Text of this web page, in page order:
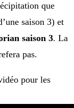
que
saison 3) et
saison 3. La
pas.
pour les